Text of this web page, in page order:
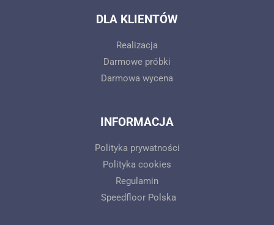
DLA KLIENTÓW
Realizacja
Darmowe próbki
Darmowa wycena
INFORMACJA
Polityka prywatności
Polityka cookies
Regulamin
Speedfloor Polska